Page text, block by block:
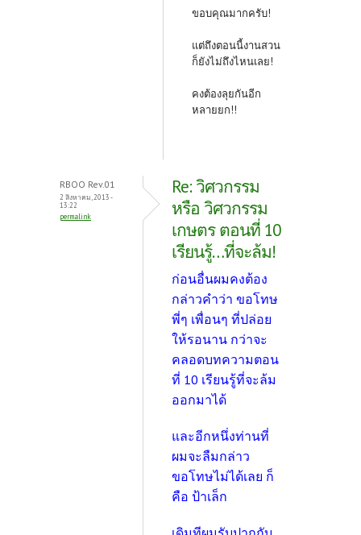
ขอบคุณมากครับ!
แต่ถึงตอนนี้งานสวน
ก็ยังไม่ถึงไหนเลย!
คงต้องลุยกันอีก
หลายยก!!
RBOO Rev.01
2 สิงหาคม, 2013 -
13:22
permalink
Re: วิศวกรรม
หรือ วิศวกรรม
เกษตร ตอนที่ 10
เรียนรู้…ที่จะล้ม!
ก่อนอื่นผมคงต้อง
กล่าวคำว่า ขอโทษ
พี่ๆ เพื่อนๆ ที่ปล่อย
ให้รอนาน กว่าจะ
คลอดบทความตอน
ที่ 10 เรียนรู้ที่จะล้ม
ออกมาได้
และอีกหนึ่งท่านที่
ผมจะลืมกล่าว
ขอโทษไม่ได้เลย ก็
คือ ป้าเล็ก